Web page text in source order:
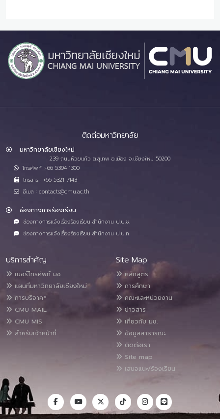
ติดต่อมหาวิทยาลัย
มหาวิทยาลัยเชียงใหม่
239 ถนนห้วยแก้ว ต.สุเทพ อ.เมือง จ.เชียงใหม่ 50200
โทรศัพท์ :+66 5394 1300
โทรสาร : +66 5321 7143
อีเมล : contacts@cmu.ac.th
ช่องทางการร้องเรียน
ช่องทางการแจ้งเรื่องร้องเรียน สำนักงาน ป.ป.ช.
ช่องทางการแจ้งเรื่องร้องเรียน สำนักงาน ป.ป.ท.
บริการสำคัญ
เบอร์โทรศัพท์ มช.
แผนที่มหาวิทยาลัยเชียงใหม่
การบริจาค*
CMU MAIL
CMU MIS
สำหรับเจ้าหน้าที่
Site Map
หลักสูตร
การศึกษา
คณะและหน่วยงาน
ข่าวสาร
เกี่ยวกับ มช.
ข้อมูลสาธารณะ
ติดต่อเรา
Site map
เสนอแนะ/ร้องเรียน